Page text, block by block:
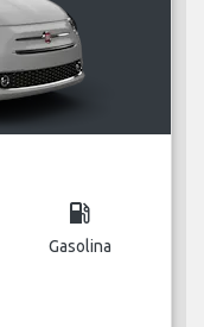
local_gas_station
Gasolina